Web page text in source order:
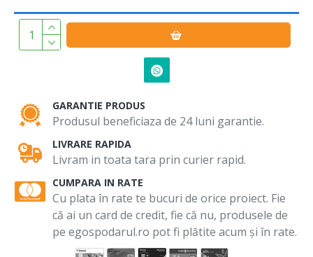
GARANTIE PRODUS
Produsul beneficiaza de 24 luni garantie.
LIVRARE RAPIDA
Livram in toata tara prin curier rapid.
CUMPARA IN RATE
Cu plata în rate te bucuri de orice proiect. Fie
că ai un card de credit, fie că nu, produsele de
pe egospodarul.ro pot fi plătite acum și în rate.